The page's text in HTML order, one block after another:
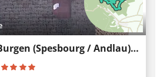
Kreiswanderung Burgen (Spesbourg / Andlau) von Barr / Bas Rhin